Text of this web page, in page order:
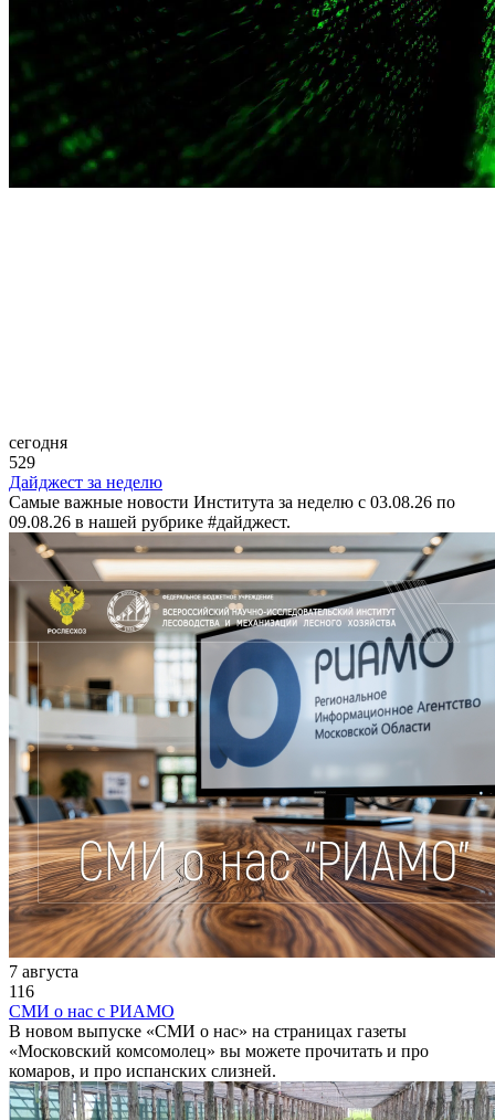
сегодня
529
Дайджест за неделю
Самые важные новости Института за неделю с 03.08.26 по
09.08.26 в нашей рубрике #дайджест.
7 августа
116
СМИ о нас с РИАМО
В новом выпуске «СМИ о нас» на страницах газеты
«Московский комсомолец» вы можете прочитать и про
комаров, и про испанских слизней.